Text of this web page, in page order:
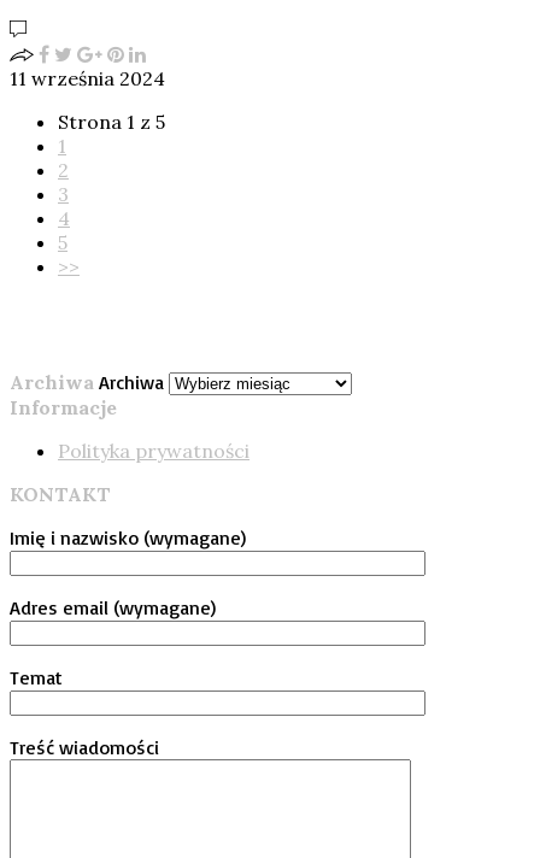
11 września 2024
Strona 1 z 5
1
2
3
4
5
>>
Archiwa Archiwa
Informacje
Polityka prywatności
KONTAKT
Imię i nazwisko (wymagane)
Adres email (wymagane)
Temat
Treść wiadomości